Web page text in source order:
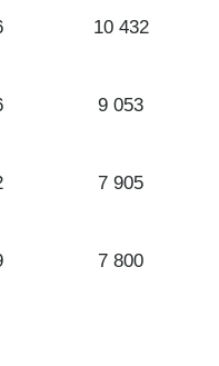
10 432
9 053
7 905
7 800